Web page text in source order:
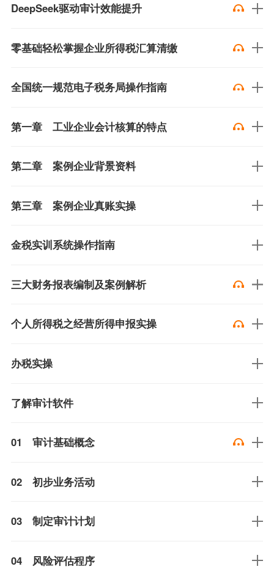
DeepSeek驱动审计效能提升
零基础轻松掌握企业所得税汇算清缴
全国统一规范电子税务局操作指南
第一章 工业企业会计核算的特点
第二章 案例企业背景资料
第三章 案例企业真账实操
金税实训系统操作指南
三大财务报表编制及案例解析
个人所得税之经营所得申报实操
办税实操
了解审计软件
01 审计基础概念
02 初步业务活动
03 制定审计计划
04 风险评估程序